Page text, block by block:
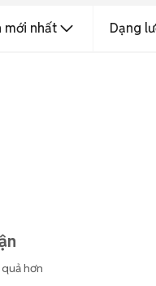
mới nhất Dạng
hơn